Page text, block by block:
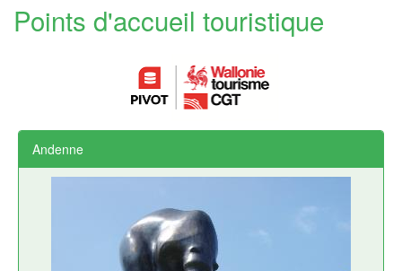
Points d'accueil touristique
Andenne